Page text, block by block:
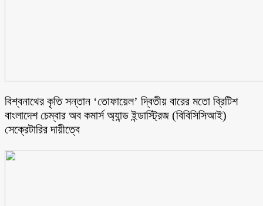
বিশ্বনাথের কৃতি সন্তান ‘তোফায়েল’ দ্বিতীয় বারের মতো ব্রিটিশ
বাংলাদেশ চেম্বার অব কমার্স অ্যান্ড ইন্ডাস্ট্রিজ (বিবিসিসিআই)
সেক্রেটারির দায়ীত্বে